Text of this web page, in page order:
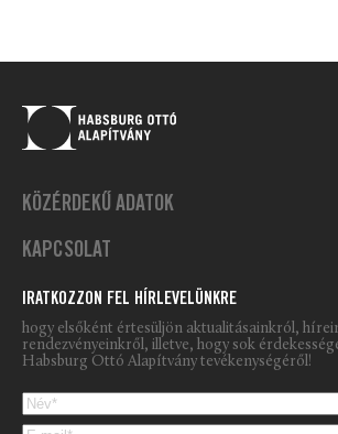
KÖZÉRDEKŰ ADATOK
KAPCSOLAT
IRATKOZZON FEL HÍRLEVELÜNKRE
hogy elsőként értesüljön aktualitásainkról,
rendezvényeinkről, illetve, hogy sok
Habsburg Ottó Alapítvány tevékenységéről!